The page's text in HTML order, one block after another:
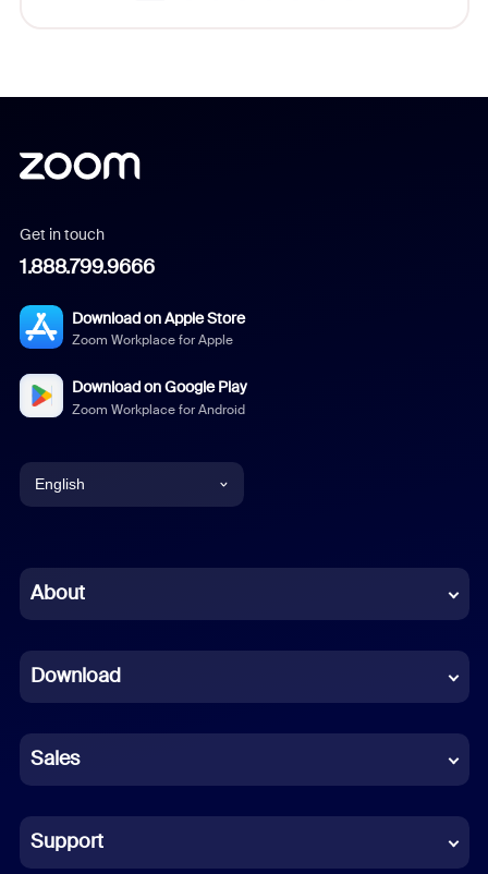
Get in touch
1.888.799.9666
Download on Apple Store
Zoom Workplace for Apple
Download on Google Play
Zoom Workplace for Android
English
Chinese (Simplified)
French
German
Indonesian
Italian
About
Download
Sales
Support